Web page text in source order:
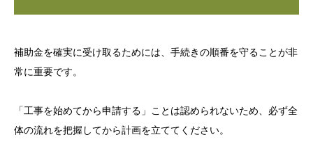
補助金を確実に受け取るためには、手続きの順番を守ることが非
常に重要です。
「工事を始めてから申請する」ことは認められないため、必ず全
体の流れを把握してから計画を立ててください。